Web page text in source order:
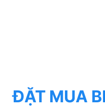
ĐẶT MUA